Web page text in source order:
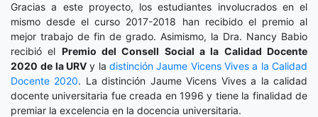
Gracias a este proyecto, los estudiantes involucrados en el
mismo desde el curso 2017-2018 han recibido el premio al
mejor trabajo de fin de grado. Asimismo, la Dra. Nancy Babio
recibió el Premio del Consell Social a la Calidad Docente
2020 de la URV y ladistinción Jaume Vicens Vives a la Calidad
Docente 2020. La distinción Jaume Vicens Vives a la calidad
docente universitaria fue creada en 1996 y tiene la finalidad de
premiar la excelencia en la docencia universitaria.